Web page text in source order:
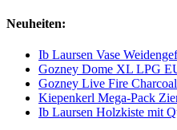
Neuheiten:
Ib Laursen Vase
Gozney Dome XL LPG
Gozney Live Fire
Kiepenkerl Mega-Pack
Ib Laursen Holzkiste mit